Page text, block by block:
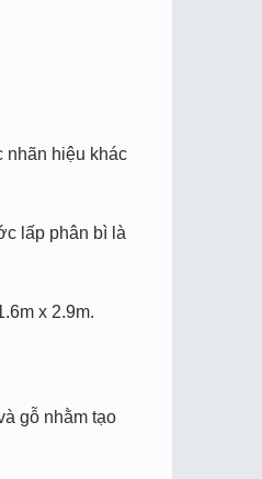
nhãn hiệu khác
lấp phân bì là
x 2.9m.
gỗ nhằm tạo